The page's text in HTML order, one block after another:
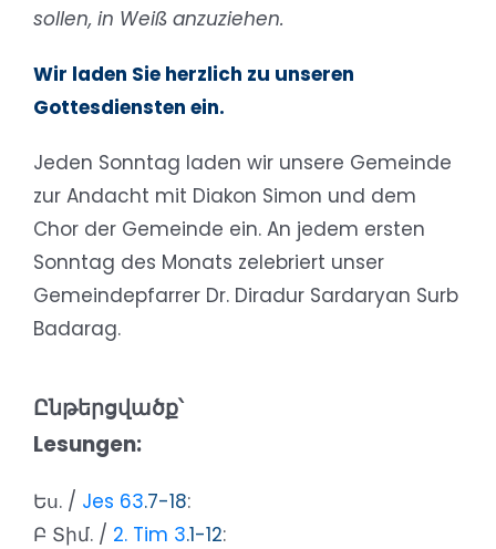
sollen, in Weiß anzuziehen.
Wir laden Sie herzlich zu unseren
Gottesdiensten ein.
Jeden Sonntag laden wir unsere Gemeinde
zur Andacht mit Diakon Simon und dem
Chor der Gemeinde ein. An jedem ersten
Sonntag des Monats zelebriert unser
Gemeindepfarrer Dr. Diradur Sardaryan Surb
Badarag.
Ընթերցվածք՝
Lesungen:
Ես. / Jes 63.7-18:
Բ Տիմ. / 2. Tim 3.1-12: